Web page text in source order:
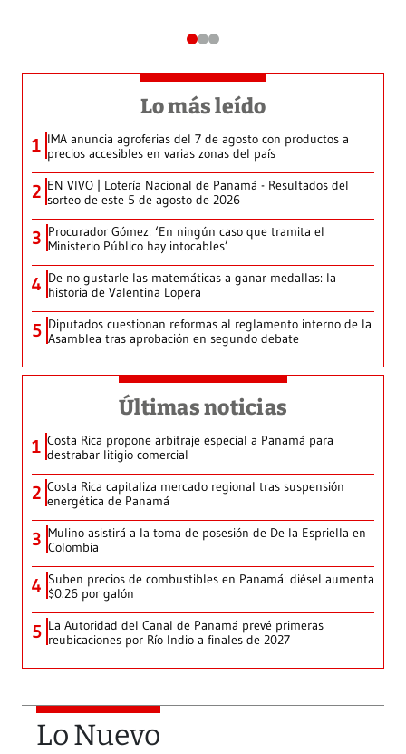
Lo más leído
1 IMA anuncia agroferias del 7 de agosto con productos a
precios accesibles en varias zonas del país
2 EN VIVO | Lotería Nacional de Panamá - Resultados del
sorteo de este 5 de agosto de 2026
3 Procurador Gómez: ‘En ningún caso que tramita el
Ministerio Público hay intocables’
4 De no gustarle las matemáticas a ganar medallas: la
historia de Valentina Lopera
5 Diputados cuestionan reformas al reglamento interno de la
Asamblea tras aprobación en segundo debate
Últimas noticias
1 Costa Rica propone arbitraje especial a Panamá para
destrabar litigio comercial
2 Costa Rica capitaliza mercado regional tras suspensión
energética de Panamá
3 Mulino asistirá a la toma de posesión de De la Espriella en
Colombia
4 Suben precios de combustibles en Panamá: diésel aumenta
$0.26 por galón
5 La Autoridad del Canal de Panamá prevé primeras
reubicaciones por Río Indio a finales de 2027
Lo Nuevo